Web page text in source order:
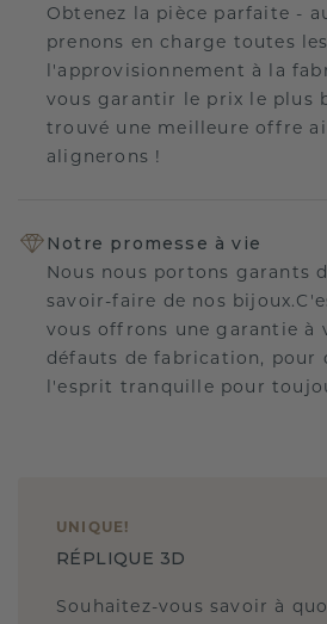
Obtenez la pièce parfaite -
prenons en charge toutes
l'approvisionnement à la
vous garantir le prix le plus
trouvé une meilleure offre
alignerons !
Notre promesse à vie
Nous nous portons garants
savoir-faire de nos
vous offrons une garantie à
défauts de fabrication, pour
l'esprit tranquille pour
UNIQUE !
RÉPLIQUE 3D
Souhaitez-vous savoir à